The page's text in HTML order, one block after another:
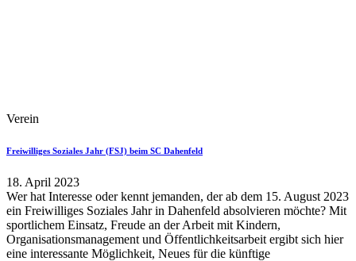
Verein
Freiwilliges Soziales Jahr (FSJ) beim SC Dahenfeld
18. April 2023
Wer hat Interesse oder kennt jemanden, der ab dem 15. August 2023
ein Freiwilliges Soziales Jahr in Dahenfeld absolvieren möchte? Mit
sportlichem Einsatz, Freude an der Arbeit mit Kindern,
Organisationsmanagement und Öffentlichkeitsarbeit ergibt sich hier
eine interessante Möglichkeit, Neues für die künftige